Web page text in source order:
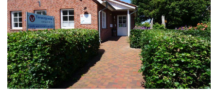
Kleintierpraxis
Großtierpraxis
Kontakt & Anfahrt